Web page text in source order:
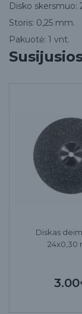
Disko skersmuo:
Storis: 0,25 mm.
Pakuotė: 1 vnt.
Diskas
24x0,30